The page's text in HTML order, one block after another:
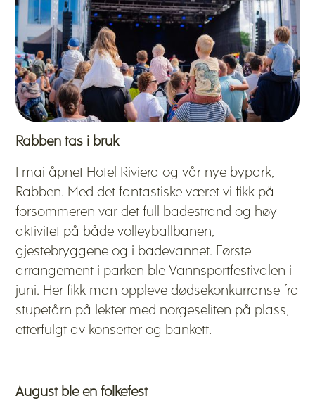
Rabben tas i bruk
I mai åpnet Hotel Riviera og vår nye bypark,
Rabben. Med det fantastiske været vi fikk på
forsommeren var det full badestrand og høy
aktivitet på både volleyballbanen,
gjestebryggene og i badevannet. Første
arrangement i parken ble Vannsportfestivalen i
juni. Her fikk man oppleve dødsekonkurranse fra
stupetårn på lekter med norgeseliten på plass,
etterfulgt av konserter og bankett.
August ble en folkefest